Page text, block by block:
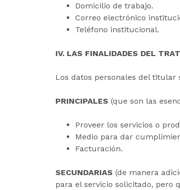
Domicilio de trabajo.
Correo electrónico
Teléfono institucional.
IV. LAS FINALIDADES DEL
Los datos personales del titular
PRINCIPALES (que son las
Proveer los servicios o
Medio para dar
Facturación.
SECUNDARIAS (de manera
para el servicio solicitado, pero